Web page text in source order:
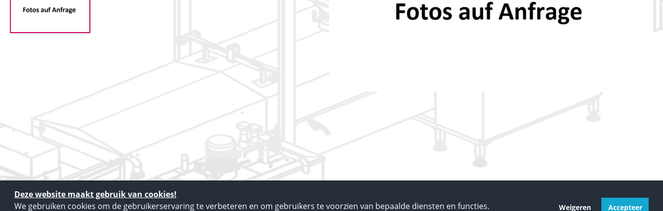
Deze website maakt gebruik van cookies!
We gebruiken cookies om de gebruikerservaring te verbeteren en om gebruikers te voorzien van bepaalde diensten en functies.
Weigeren Accepteer